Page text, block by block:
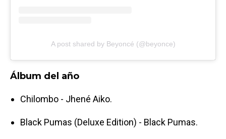
A post shared by Beyoncé (@beyonce)
Álbum del año
Chilombo - Jhené Aiko.
Black Pumas (Deluxe Edition) - Black Pumas.